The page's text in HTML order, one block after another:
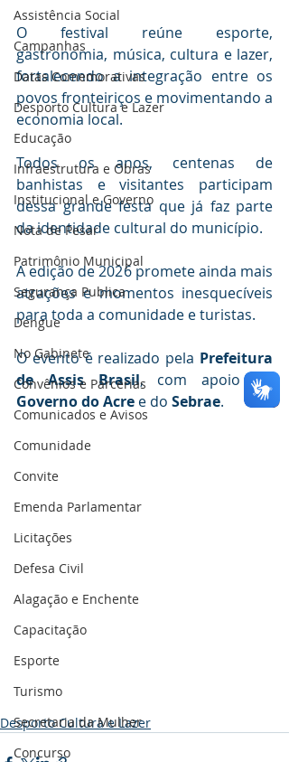
Assistência Social
Campanhas
Datas Comemorativas
Desporto Cultura e Lazer
Educação
Infraestrutura e Obras
Institucional e Governo
Nota de Pesar
Patrimônio Municipal
Segurança Publica
Dengue
No Gabinete
Convênios e Parcerias
Comunicados e Avisos
Comunidade
Convite
Emenda Parlamentar
Licitações
Defesa Civil
Alagação e Enchente
Capacitação
Esporte
Turismo
Secretaria da Mulher
Concurso
O festival reúne esporte,
gastronomia, música, cultura e lazer,
fortalecendo a integração entre os
povos fronteiriços e movimentando a
economia local.
Todos os anos, centenas de
banhistas e visitantes participam
dessa grande festa que já faz parte
da identidade cultural do município.
A edição de 2026 promete ainda mais
atrações e momentos inesquecíveis
para toda a comunidade e turistas.
O evento é realizado pela Prefeitura
de Assis Brasil
, com apoio do
Governo do Acre e do Sebrae.
Desporto Cultura e Lazer